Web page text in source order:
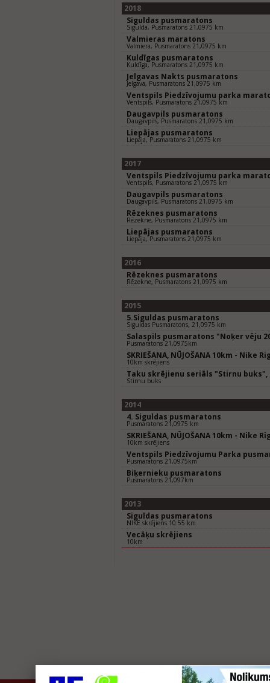
2018
Siguldas pusmaratons
Sigulda, Pusmaratons 21,0975 km
Valmieras maratons
Valmiera, Pusmaratons 21,0975 km
Kuldīgas pusmaratons
Kuldīga, Pusmaratons 21,0975 km
Jelgavas Nakts pusmaratons
Jelgava, Pusmaratons 21,0975 km
Ventspils Piedzīvojumu parka
Ventspils, Pusmaratons 21,0975 km
Daugavpils pusmaratons
Daugavpils, Pusmaratons 21,0975 km
Liepājas pusmaratons
Liepāja, Pusmaratons 21,0975 km
2017
Ventspils Piedzīvojumu parka
Ventspils, Pusmaratons 21,0975 km
Daugavpils pusmaratons
Daugavpils, Pusmaratons 21,0975 km
Rēzeknes pusmaratons
Rēzekne, Pusmaratons 21,0975 km
Liepājas pusmaratons
Liepāja, Pusmaratons 21,0975 km
2016
Rēzeknes pusmaratons
Rēzekne, Pusmaratons 21,0975 km
2015
5.Siguldas pusmaratons
Siguldas Pusmaratons, 21,0975 km
Salaspils pusmaratons "Noķer vēju
Pusmaratons 21,0975km
SKRIEŠANA, NŪJOŠANA 10km - Nike
10km skrējiens
Taku skrējienu seriāls "Stirnu buks",
Stirnu buks
2014
4. Siguldas pusmaratons
Pusmaratons 21,0975 km
SKRIEŠANA, NŪJOŠANA 10km - Nike
10km skrējiens
Ventspils Piedzīvojumu Parka
Pusmaratons 21,0975km
Biķernieku pusmaratons
Pusmaratons 21,097km
2013
Siguldas pusmaratons
NIKE skrējiens 10.55 km
Vecāķu skrējiens
10km